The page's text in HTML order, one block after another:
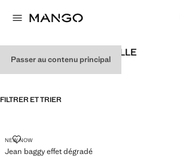
Passer au contenu principal
JEANS CULOTTE POUR FILLE
FILTRER ET TRIER
NEW NOW
Jean baggy effet dégradé
JEAN BAGGY EFFET DÉGRADÉ